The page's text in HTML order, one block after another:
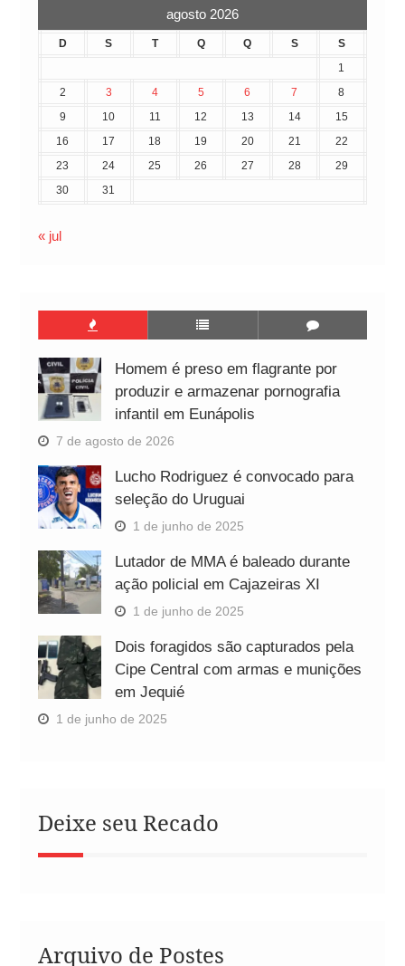
agosto 2026
D S T Q Q S
S
1
2
3 4 5 6 7
8
9
10 11 12 13 14
15
16
17 18 19 20 21
22
23
24 25 26 27 28
29
30
31
« jul
Homem é preso em flagrante por
produzir e armazenar pornografia
infantil em Eunápolis
7 de agosto de 2026
Lucho Rodriguez é convocado para
seleção do Uruguai
1 de junho de 2025
Lutador de MMA é baleado durante
ação policial em Cajazeiras XI
1 de junho de 2025
Dois foragidos são capturados pela
Cipe Central com armas e munições
em Jequié
1 de junho de 2025
Deixe seu Recado
Arquivo de Postes